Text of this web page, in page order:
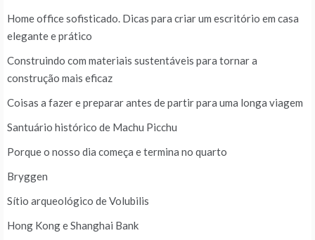
Home office sofisticado. Dicas para criar um escritório em casa
elegante e prático
Construindo com materiais sustentáveis para tornar a
construção mais eficaz
Coisas a fazer e preparar antes de partir para uma longa viagem
Santuário histórico de Machu Picchu
Porque o nosso dia começa e termina no quarto
Bryggen
Sítio arqueológico de Volubilis
Hong Kong e Shanghai Bank